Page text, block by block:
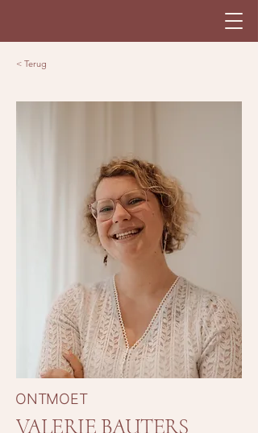
< Terug
ONTMOET
VALERIE BAUTERS